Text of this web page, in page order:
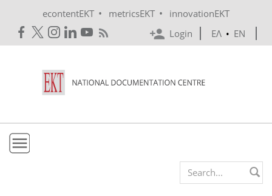
econtentEKT • metricsEKT •
innovationEKT
Login
ΕΛ • EN
Search form